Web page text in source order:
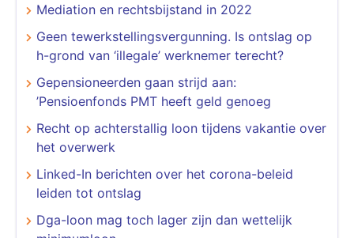
Mediation en rechtsbijstand in 2022
Geen tewerkstellingsvergunning. Is ontslag op
h-grond van ‘illegale’ werknemer terecht?
Gepensioneerden gaan strijd aan:
’Pensioenfonds PMT heeft geld genoeg
Recht op achterstallig loon tijdens vakantie over
het overwerk
Linked-In berichten over het corona-beleid
leiden tot ontslag
Dga-loon mag toch lager zijn dan wettelijk